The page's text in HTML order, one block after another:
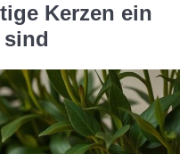
Kerzen ein
sind